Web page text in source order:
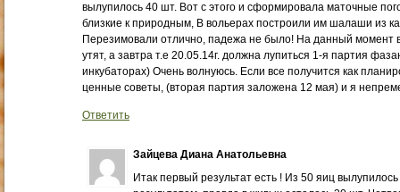
вылупилось 40 шт. Вот с этого и сформировала маточные
близкие к природным, В вольерах построили им шалаши из
Перезимовали отлично, падежа не было! На данный момент
утят, а завтра т.е 20.05.14г. должна лупиться 1-я партия
инкубаторах) Очень волнуюсь. Если все получится как
ценные советы, (вторая партия заложена 12 мая) и я
Ответить
Зайцева Диана Анатольевна
Итак первый результат есть ! Из 50 яиц